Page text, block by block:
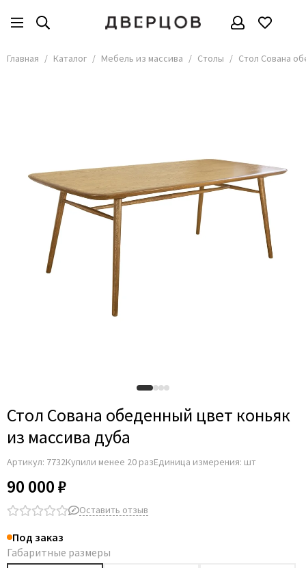
Мебель из массива
Все товары
Главная Каталог Мебель из массива Столы Стол Сована
Стол Сована обеденный цвет коньяк
из массива дуба
Артикул: 7732Купили менее 20 разЕдиница измерения: шт
90 000 ₽
Оставить отзыв
Под заказ
Габаритные размеры